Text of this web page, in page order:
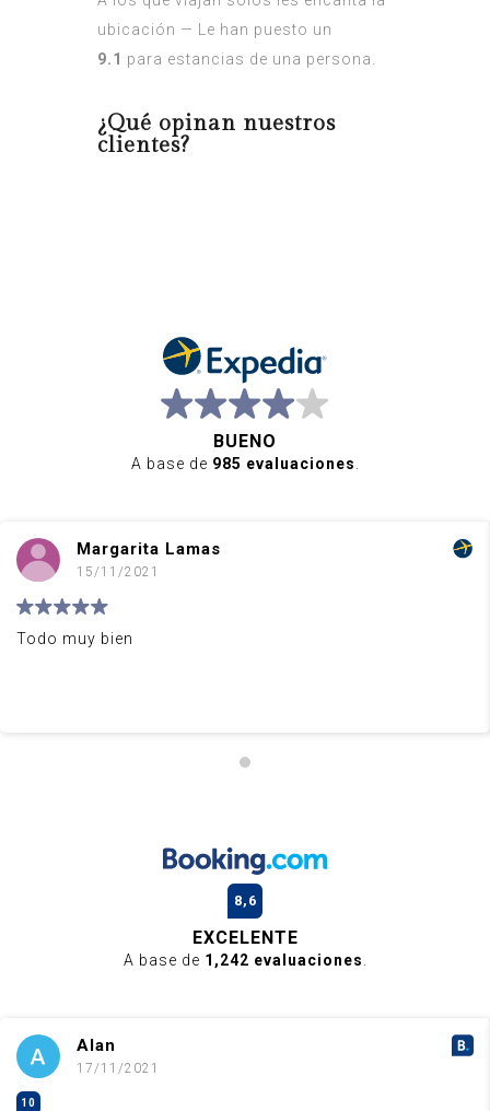
ubicación — Le han puesto un
9.1 para estancias de una persona.
¿Qué opinan nuestros
clientes?
BUENO
A base de 985 evaluaciones.
Margarita Lamas
15/11/2021
Todo muy bien
8,6
EXCELENTE
A base de 1,242 evaluaciones.
Alan
17/11/2021
10